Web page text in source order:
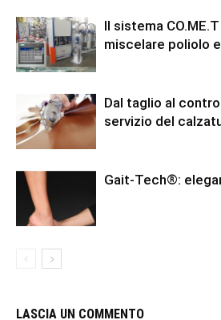
Il sistema
miscelare poliolo
Dal taglio al
servizio del
Gait-Tech®:
LASCIA UN COMMENTO